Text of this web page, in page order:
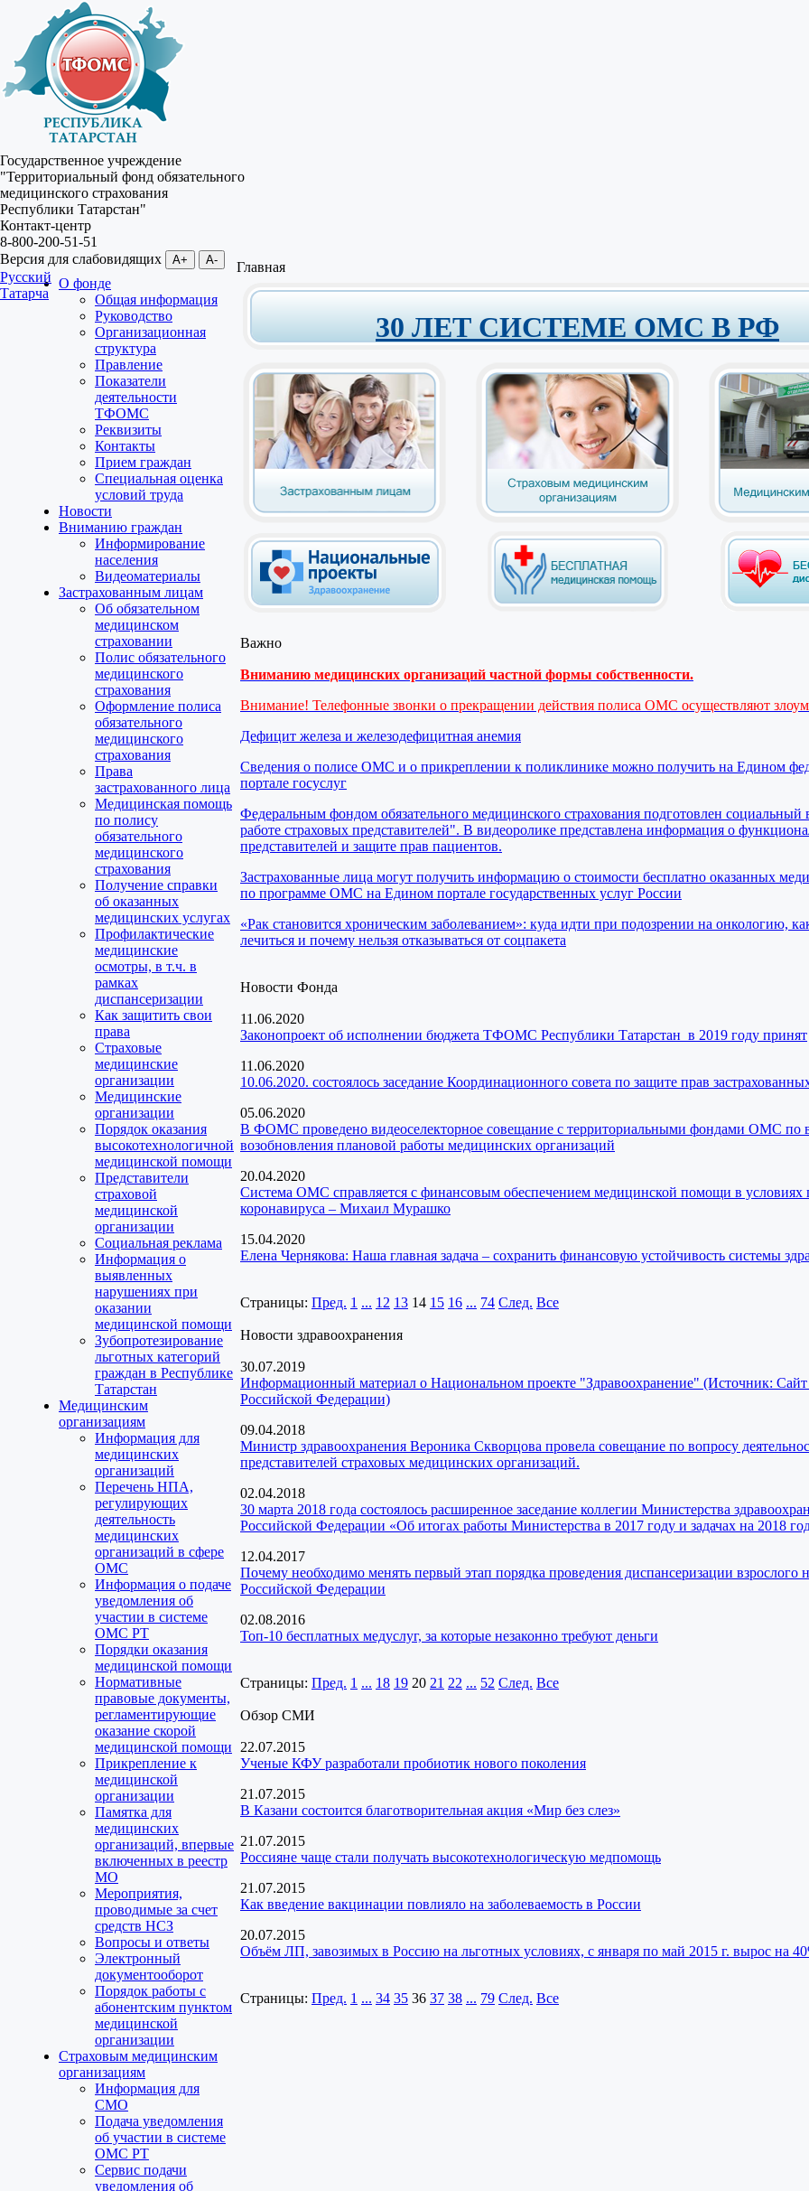
Государственное учреждение
"Территориальный фонд обязательного
медицинского страхования
Республики Татарстан"
Контакт-центр
8-800-200-51-51
Версия для слабовидящих
A+ A-
Русский
Татарча
О фонде
Общая информация
Руководство
Организационная
структура
Правление
Показатели
деятельности
ТФОМС
Реквизиты
Контакты
Прием граждан
Специальная оценка
условий труда
Новости
Вниманию граждан
Информирование
населения
Видеоматериалы
Застрахованным лицам
Об обязательном
медицинском
страховании
Полис обязательного
медицинского
страхования
Оформление полиса
обязательного
медицинского
страхования
Права
застрахованного лица
Медицинская помощь
по полису
обязательного
медицинского
страхования
Получение справки
об оказанных
медицинских услугах
Профилактические
медицинские
осмотры, в т.ч. в
рамках
диспансеризации
Как защитить свои
права
Страховые
медицинские
организации
Медицинские
организации
Порядок оказания
высокотехнологичной
медицинской помощи
Представители
страховой
медицинской
организации
Социальная реклама
Информация о
выявленных
нарушениях при
оказании
медицинской помощи
Зубопротезирование
льготных категорий
граждан в Республике
Татарстан
Медицинским
организациям
Информация для
медицинских
организаций
Перечень НПА,
регулирующих
деятельность
медицинских
организаций в сфере
ОМС
Информация о подаче
уведомления об
участии в системе
ОМС РТ
Порядки оказания
медицинской помощи
Нормативные
правовые документы,
регламентирующие
оказание скорой
медицинской помощи
Прикрепление к
медицинской
организации
Памятка для
медицинских
организаций, впервые
включенных в реестр
МО
Мероприятия,
проводимые за счет
средств НСЗ
Вопросы и ответы
Электронный
документооборот
Порядок работы с
абонентским пунктом
медицинской
организации
Страховым медицинским
организациям
Информация для
СМО
Подача уведомления
об участии в системе
ОМС РТ
Сервис подачи
уведомления об
Главная
30 ЛЕТ СИСТЕМЕ ОМС В РФ
Важно
Вниманию медицинских организаций частной формы собственности.
Внимание! Телефонные звонки о прекращении действия полиса ОМС осуществляют
Дефицит железа и железодефицитная анемия
Сведения о полисе ОМС и о прикреплении к поликлинике можно получить на Едином
портале госуслуг
Федеральным фондом обязательного медицинского страхования подготовлен
работе страховых представителей". В видеоролике представлена информация о
представителей и защите прав пациентов.
Застрахованные лица могут получить информацию о стоимости бесплатно оказанных
по программе ОМС на Едином портале государственных услуг России
«Рак становится хроническим заболеванием»: куда идти при подозрении на онкологию,
лечиться и почему нельзя отказываться от соцпакета
Новости Фонда
11.06.2020
Законопроект об исполнении бюджета ТФОМС Республики Татарстан в 2019 году принят
11.06.2020
10.06.2020. состоялось заседание Координационного совета по защите прав
05.06.2020
В ФОМС проведено видеоселекторное совещание с территориальными фондами ОМС по
возобновления плановой работы медицинских организаций
20.04.2020
Система ОМС справляется с финансовым обеспечением медицинской помощи в условиях
коронавируса – Михаил Мурашко
15.04.2020
Елена Чернякова: Наша главная задача – сохранить финансовую устойчивость системы
Страницы: Пред. 1 ... 12 13 14 15 16 ... 74 След. Все
Новости здравоохранения
30.07.2019
Информационный материал о Национальном проекте "Здравоохранение" (Источник: Сайт
Российской Федерации)
09.04.2018
Министр здравоохранения Вероника Скворцова провела совещание по вопросу
представителей страховых медицинских организаций.
02.04.2018
30 марта 2018 года состоялось расширенное заседание коллегии Министерства
Российской Федерации «Об итогах работы Министерства в 2017 году и задачах на 2018
12.04.2017
Почему необходимо менять первый этап порядка проведения диспансеризации взрослого
Российской Федерации
02.08.2016
Топ-10 бесплатных медуслуг, за которые незаконно требуют деньги
Страницы: Пред. 1 ... 18 19 20 21 22 ... 52 След. Все
Обзор СМИ
22.07.2015
Ученые КФУ разработали пробиотик нового поколения
21.07.2015
В Казани состоится благотворительная акция «Мир без слез»
21.07.2015
Россияне чаще стали получать высокотехнологическую медпомощь
21.07.2015
Как введение вакцинации повлияло на заболеваемость в России
20.07.2015
Объём ЛП, завозимых в Россию на льготных условиях, с января по май 2015 г. вырос на
Страницы: Пред. 1 ... 34 35 36 37 38 ... 79 След. Все